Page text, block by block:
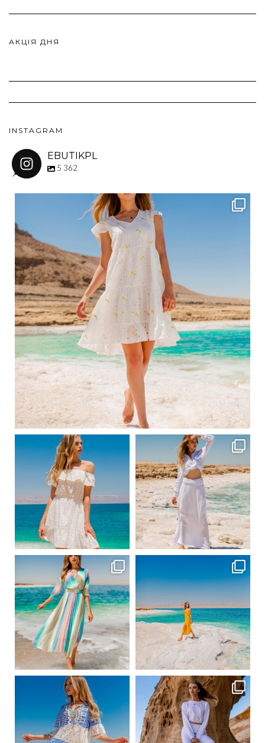
АКЦІЯ ДНЯ
INSTAGRAM
EBUTIKPL
5 362
ebutikpl
Вер 1
ebutikpl
Вер 1
ebutikpl
Вер 1
ebutikpl
Сер 31 Сер 31
ebutikpl ebutikpl